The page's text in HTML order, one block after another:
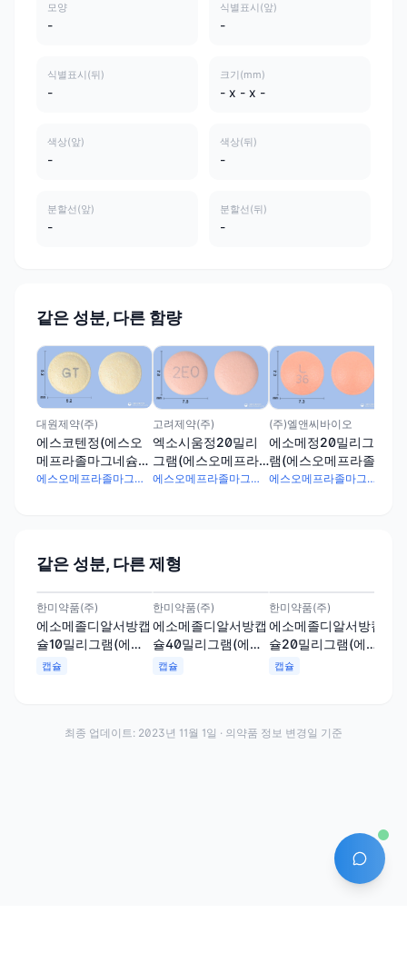
모양
-
식별표시(앞)
-
식별표시(뒤)
-
크기(mm)
- x - x -
색상(앞)
-
색상(뒤)
-
분할선(앞)
-
분할선(뒤)
-
같은 성분, 다른 함량
대원제약(주)
에스코텐정(에스오
메프라졸마그네슘삼
수화물)
에스오메프라졸마그네슘삼수화물 11.15mg
고려제약(주)
엑소시움정20밀리
그램(에스오메프라
졸마그네슘삼수화에스오메프라졸마그네슘삼수화물 22.25mg
(주)엘앤씨바이오
에소메정20밀리그
램(에스오메프라졸
마그네슘삼수화물)
에스오메프라졸마그네슘삼수화물 22.25mg
같은 성분, 다른 제형
한미약품(주)
에소메졸디알서방캡
슐10밀리그램(에스
오메프라졸마그네슘
캡슐
한미약품(주)
에소메졸디알서방캡
슐40밀리그램(에스
오메프라졸마그네슘
캡슐
한미약품(주)
에소메졸디알서방캡
슐20밀리그램(에스
오메프라졸마그네슘
캡슐
AI 에이
최종 업데이트: 2023년 11월 1일 · 의약품 정보 변경일 기준